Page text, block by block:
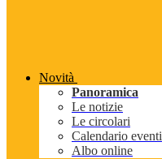
Novità
Panoramica
Le notizie
Le circolari
Calendario eventi
Albo online